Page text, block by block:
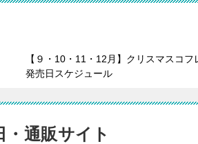
【９・10・11・12月】クリスマスコフ
発売日スケジュール
通販サイト